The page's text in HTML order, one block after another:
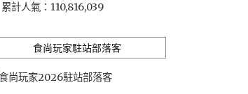
累計人氣： 110,816,039
食尚玩家駐站部落客